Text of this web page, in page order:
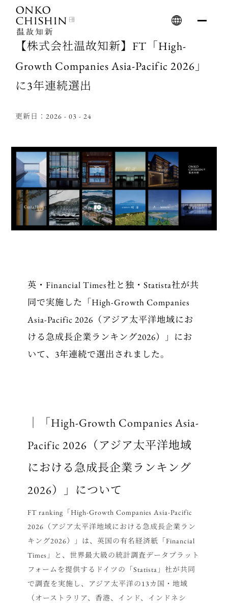
content
【株式会社温故知新】FT「High-
Growth Companies Asia-Pacific 2026」
に3年連続選出
更新日：2026 - 03 - 24
英・Financial Times社と独・Statista社が共
同で実施した「High-Growth Companies
Asia-Pacific 2026（アジア太平洋地域にお
ける急成長企業ランキング2026）」にお
いて、3年連続で選出されました。
「High-Growth Companies Asia-
Pacific 2026（アジア太平洋地域
における急成長企業ランキング
2026）」について
FT ranking「High-Growth Companies Asia-Pacific
2026（アジア太平洋地域における急成長企業ラン
キング2026）」は、英国の有名経済紙「Financial
Times」と、世界最大級の統計調査データプラット
フォームを提供するドイツの「Statista」社が共同
で調査を実施し、アジア太平洋の13カ国・地域
（オーストラリア、香港、インド、インドネシ